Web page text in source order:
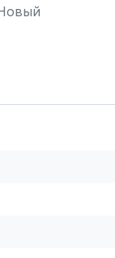
торг!